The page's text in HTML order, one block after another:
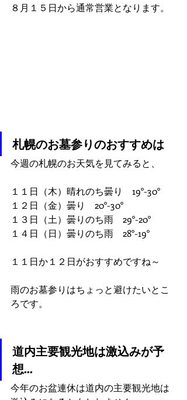
８月１５日から通常営業となります。
札幌のお墓参りのおすすめは
今週の札幌のお天気を見てみると、
１１日（木）晴れのち曇り　19°-30°
１２日（金）曇り　20°-30°
１３日（土）曇りのち雨　29°-20°
１４日（日）曇りのち雨　28°-19°
１１日か１２日がおすすめですね～
雨のお墓参りはちょっと避けたいとこ
ろです。
道内主要観光地は激込みが予
想…
今年のお盆連休は道内の主要観光地は